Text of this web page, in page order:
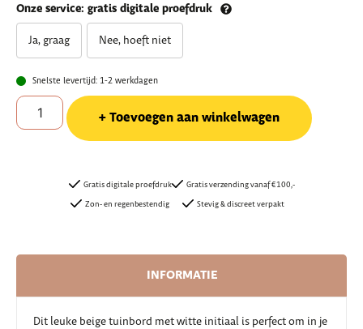
Onze service: gratis digitale proefdruk
Ja, graag Nee, hoeft niet
Snelste levertijd: 1-2 werkdagen
Toevoegen aan winkelwagen
Gratis digitale proefdruk
Zon- en regenbestendig
Gratis verzending vanaf €100,-
Stevig & discreet verpakt
INFORMATIE
Dit leuke beige tuinbord met witte initiaal is perfect om in je